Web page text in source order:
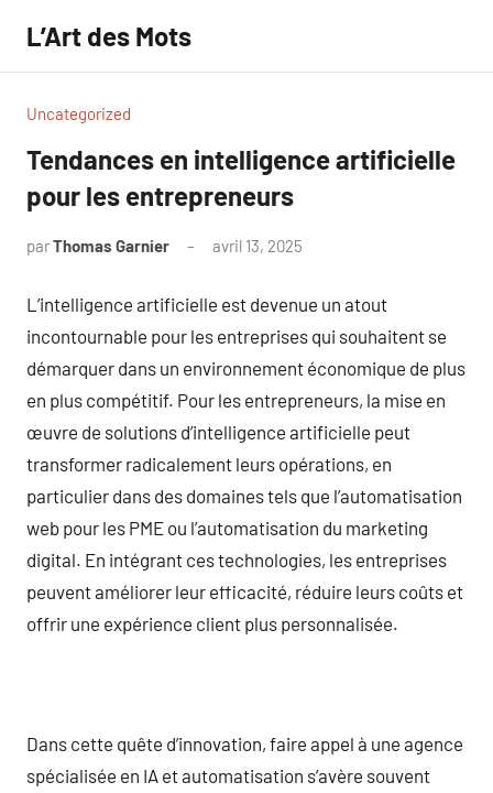
contenu
L’Art des Mots
Uncategorized
Tendances en intelligence artificielle
pour les entrepreneurs
parThomas Garnier avril 13, 2025
L’intelligence artificielle est devenue un atout
incontournable pour les entreprises qui souhaitent se
démarquer dans un environnement économique de plus
en plus compétitif. Pour les entrepreneurs, la mise en
œuvre de solutions d’intelligence artificielle peut
transformer radicalement leurs opérations, en
particulier dans des domaines tels que l’automatisation
web pour les PME ou l’automatisation du marketing
digital. En intégrant ces technologies, les entreprises
peuvent améliorer leur efficacité, réduire leurs coûts et
offrir une expérience client plus personnalisée.
Dans cette quête d’innovation, faire appel à une agence
spécialisée en IA et automatisation s’avère souvent